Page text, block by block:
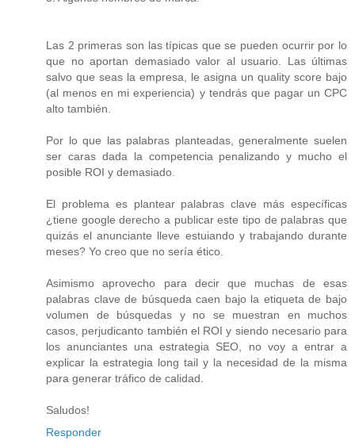
Las 2 primeras son las típicas que se pueden ocurrir por lo
que no aportan demasiado valor al usuario. Las últimas
salvo que seas la empresa, le asigna un quality score bajo
(al menos en mi experiencia) y tendrás que pagar un CPC
alto también.
Por lo que las palabras planteadas, generalmente suelen
ser caras dada la competencia penalizando y mucho el
posible ROI y demasiado.
El problema es plantear palabras clave más específicas
¿tiene google derecho a publicar este tipo de palabras que
quizás el anunciante lleve estuiando y trabajando durante
meses? Yo creo que no sería ético.
Asimismo aprovecho para decir que muchas de esas
palabras clave de búsqueda caen bajo la etiqueta de bajo
volumen de búsquedas y no se muestran en muchos
casos, perjudicanto también el ROI y siendo necesario para
los anunciantes una estrategia SEO, no voy a entrar a
explicar la estrategia long tail y la necesidad de la misma
para generar tráfico de calidad.
Saludos!
Responder